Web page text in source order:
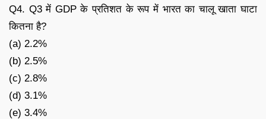
Q4. Q3 में GDP के प्रतिशत के रूप में भारत का चालू खाता घाटा
कितना है?
(a) 2.2%
(b) 2.5%
(c) 2.8%
(d) 3.1%
(e) 3.4%